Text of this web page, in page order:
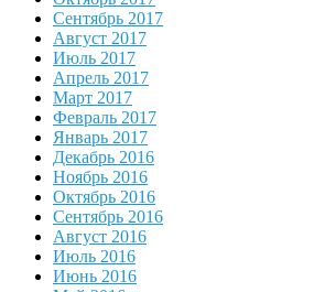
Сентябрь 2017
Август 2017
Июль 2017
Апрель 2017
Март 2017
Февраль 2017
Январь 2017
Декабрь 2016
Ноябрь 2016
Октябрь 2016
Сентябрь 2016
Август 2016
Июль 2016
Июнь 2016